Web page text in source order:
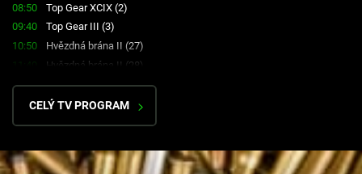
08:50
Top Gear XCIX (2)
09:40
Top Gear III (3)
10:50
Hvězdná brána II (27)
Hvězdná brána II (28)
CELÝ TV PROGRAM